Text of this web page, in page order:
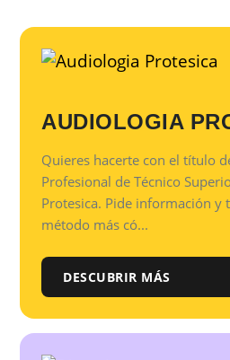
AUDIOLOGIA
Quieres hacerte con el título
Profesional de Técnico
Protesica. Pide información y
método más có...
DESCUBRIR MÁS